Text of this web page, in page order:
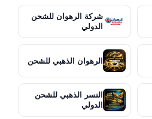
شركة الرهوان للشحن
الدولي
الرهوان الذهبي للشحن
النسر الذهبي للشحن
الدولي